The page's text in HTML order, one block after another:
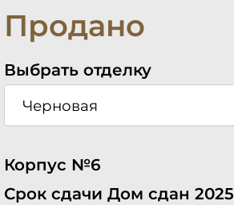
Продано
Выбрать отделку
Корпус №6
Срок сдачи Дом сдан 2025